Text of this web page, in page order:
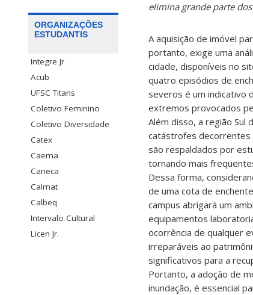
ORGANIZAÇÕES
ESTUDANTIS
Integre Jr
Acub
UFSC Titans
Coletivo Feminino
Coletivo Diversidade
Catex
Caema
Caneca
Calmat
Calbeq
Intervalo Cultural
Licen Jr.
elimina grande parte
A aquisição de imóvel
portanto, exige uma
cidade, disponíveis no
quatro episódios de
severos é um indicativo
extremos provocados
Além disso, a região Sul
catástrofes decorrentes
são respaldados por
tornando mais
Dessa forma,
de uma cota de
campus abrigará um
equipamentos
ocorrência de qualquer
irreparáveis ao
significativos para a
Portanto, a adoção de
inundação, é essencial